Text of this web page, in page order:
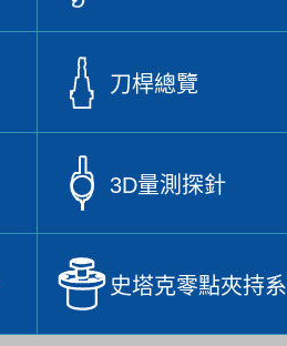
刀桿總覽
3D量測探針
史塔克零點夾持